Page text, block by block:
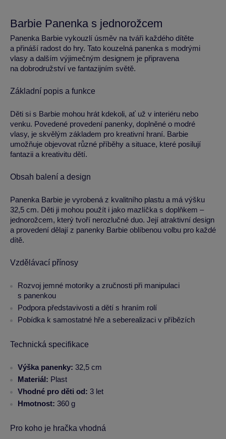
Barbie Panenka s jednorožcem
Panenka Barbie vykouzlí úsměv na tváři každého dítěte
a přináší radost do hry. Tato kouzelná panenka s modrými
vlasy a dalším výjimečným designem je připravena
na dobrodružství ve fantazijním světě.
Základní popis a funkce
Děti si s Barbie mohou hrát kdekoli, ať už v interiéru nebo
venku. Povedené provedení panenky, doplněné o modré
vlasy, je skvělým základem pro kreativní hraní. Barbie
umožňuje objevovat různé příběhy a situace, které posilují
fantazii a kreativitu dětí.
Obsah balení a design
Panenka Barbie je vyrobená z kvalitního plastu a má výšku
32,5 cm. Děti ji mohou použít i jako mazlíčka s doplňkem –
jednorožcem, který tvoří nerozlučné duo. Její atraktivní design
a provedení dělají z panenky Barbie oblíbenou volbu pro každé
dítě.
Vzdělávací přínosy
Rozvoj jemné motoriky a zručnosti při manipulaci
s panenkou
Podpora představivosti a dětí s hraním rolí
Pobídka k samostatné hře a seberealizaci v příbězích
Technická specifikace
Výška panenky: 32,5 cm
Materiál: Plast
Vhodné pro děti od: 3 let
Hmotnost: 360 g
Pro koho je hračka vhodná